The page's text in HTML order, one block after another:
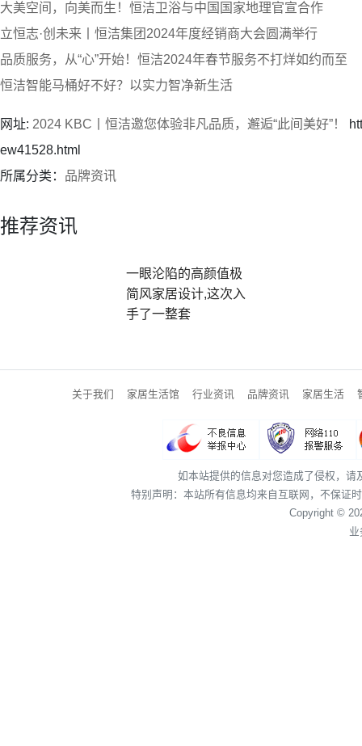
大美空间，向美而生！恒洁卫浴与中国国家地理官宣合作
立恒志·创未来丨恒洁集团2024年度经销商大会圆满举行
品质服务，从“心”开始！恒洁2024年春节服务不打烊如约而至
恒洁智能马桶好不好？以实力智净新生活
网址: 2024 KBC丨恒洁邀您体验非凡品质，邂逅“此间美好”！
ew41528.html
所属分类： 品牌资讯
推荐资讯
一眼沦陷的高颜值极
简风家居设计,这次入
手了一整套
关于我们 家居生活馆 行业资讯 品牌资讯 家居生活
如本站提供的信息对您造成了侵权，
特别声明：本站所有信息均来自互联网，不保证
Copyright ©